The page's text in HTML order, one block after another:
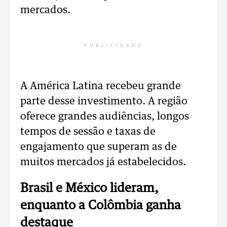
mercados.
PUBLICIDADE
A América Latina recebeu grande
parte desse investimento. A região
oferece grandes audiências, longos
tempos de sessão e taxas de
engajamento que superam as de
muitos mercados já estabelecidos.
Brasil e México lideram,
enquanto a Colômbia ganha
destaque